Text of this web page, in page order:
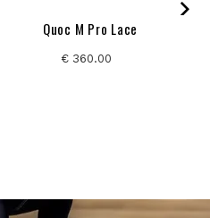
Quoc M Pro Lace
€ 360.00